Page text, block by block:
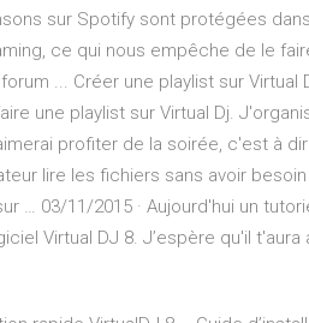
sur Spotify sont protégées
ce qui nous empêche de le
... Créer une playlist sur Virtual
une playlist sur Virtual Dj.
profiter de la soirée, c'est à
lire les fichiers sans avoir
… 03/11/2015 · Aujourd'hui un
Virtual DJ 8. J’espère qu'il